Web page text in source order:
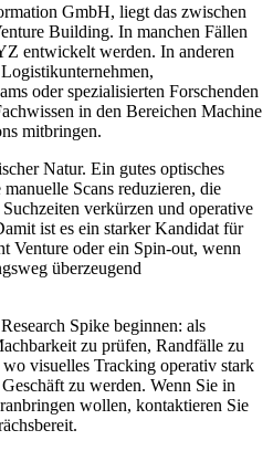
GmbH, liegt das zwischen
Building. In manchen Fällen
entwickelt werden. In anderen
oder spezialisierten Forschenden
in den Bereichen Machine
mitbringen.
Natur. Ein gutes optisches
Scans reduzieren, die
verkürzen und operative
ist es ein starker Kandidat für
Venture oder ein Spin-out, wenn
überzeugend
Spike beginnen: als
zu prüfen, Randfälle zu
visuelles Tracking operativ stark
zu werden. Wenn Sie in
wollen, kontaktieren Sie